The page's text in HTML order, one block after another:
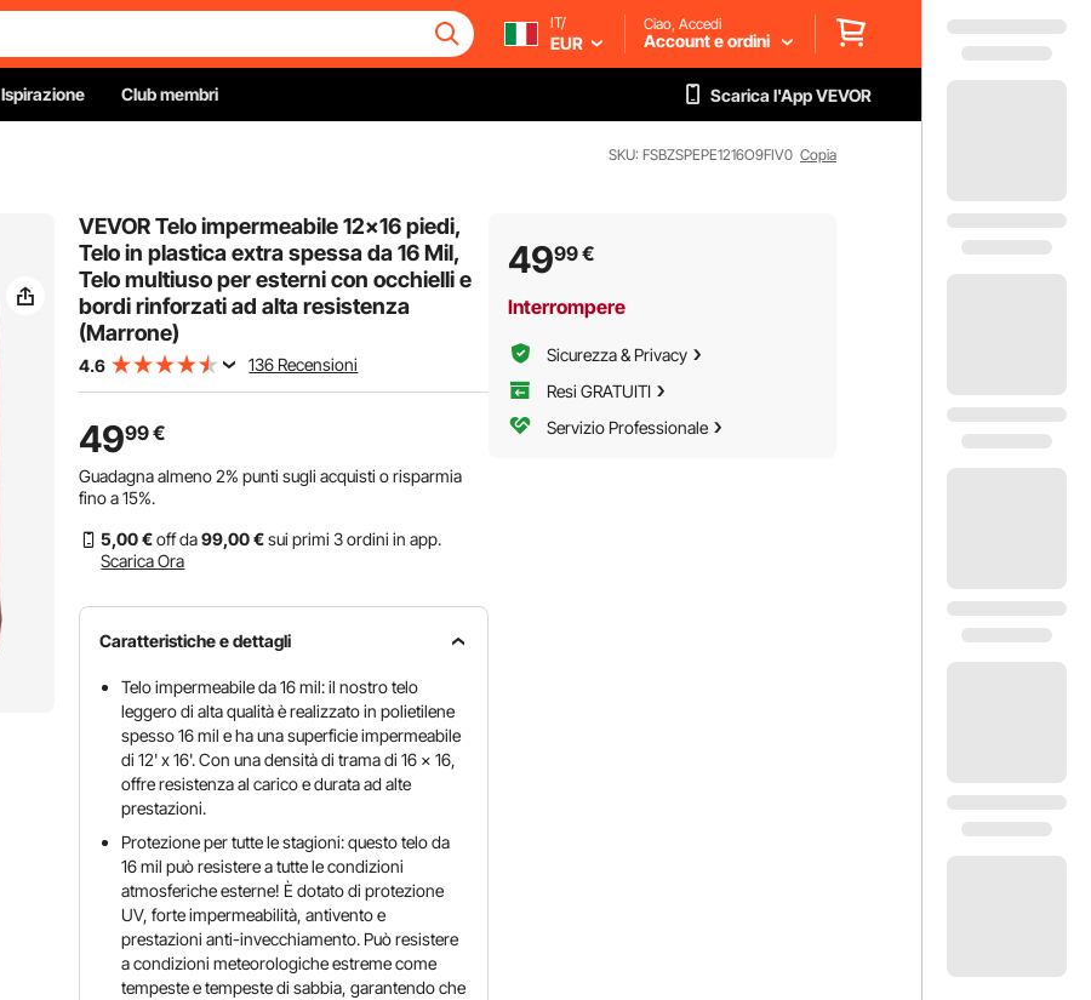
IT/
EUR
Ciao, Accedi
Account e ordini
Ispirazione Club membri Scarica l'App VEVOR
SKU: FSBZSPEPE1216O9FIV0 Copia
VEVOR Telo impermeabile 12x16 piedi,
Telo in plastica extra spessa da 16 Mil,
Telo multiuso per esterni con occhielli e
bordi rinforzati ad alta resistenza
(Marrone)
4.6 136 Recensioni
4999€
Guadagna almeno2% punti sugli acquisti o risparmia
fino a15%.
5,00 €off da99,00 €sui primi 3 ordini in app.
Scarica Ora
Caratteristiche e dettagli
Telo impermeabile da 16 mil: il nostro telo
leggero di alta qualità è realizzato in polietilene
spesso 16 mil e ha una superficie impermeabile
di 12' x 16'. Con una densità di trama di 16 x 16,
offre resistenza al carico e durata ad alte
prestazioni.
Protezione per tutte le stagioni: questo telo da
16 mil può resistere a tutte le condizioni
atmosferiche esterne! È dotato di protezione
UV, forte impermeabilità, antivento e
prestazioni anti-invecchiamento. Può resistere
a condizioni meteorologiche estreme come
tempeste e tempeste di sabbia, garantendo che
4999€
Interrompere
Sicurezza & Privacy
Resi GRATUITI
Servizio Professionale